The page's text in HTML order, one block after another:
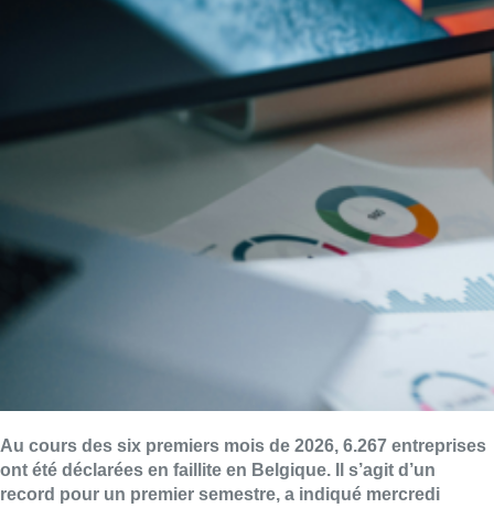
Au cours des six premiers mois de 2026, 6.267 entreprises
ont été déclarées en faillite en Belgique. Il s’agit d’un
record pour un premier semestre, a indiqué mercredi